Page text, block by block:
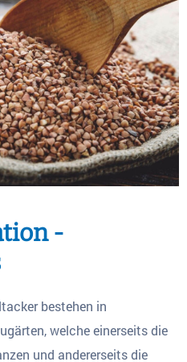
-
bestehen in
welche einerseits die
und andererseits die